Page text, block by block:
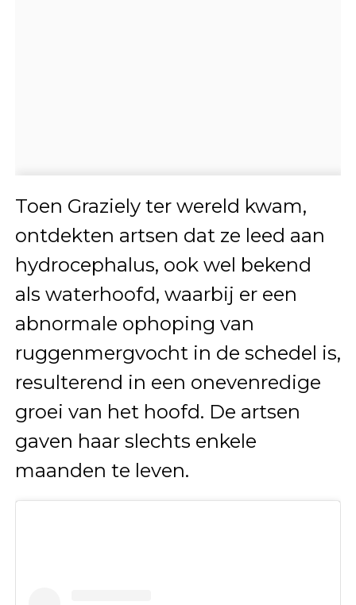
Toen Graziely ter wereld kwam,
ontdekten artsen dat ze leed aan
hydrocephalus, ook wel bekend
als waterhoofd, waarbij er een
abnormale ophoping van
ruggenmergvocht in de schedel is,
resulterend in een onevenredige
groei van het hoofd. De artsen
gaven haar slechts enkele
maanden te leven.